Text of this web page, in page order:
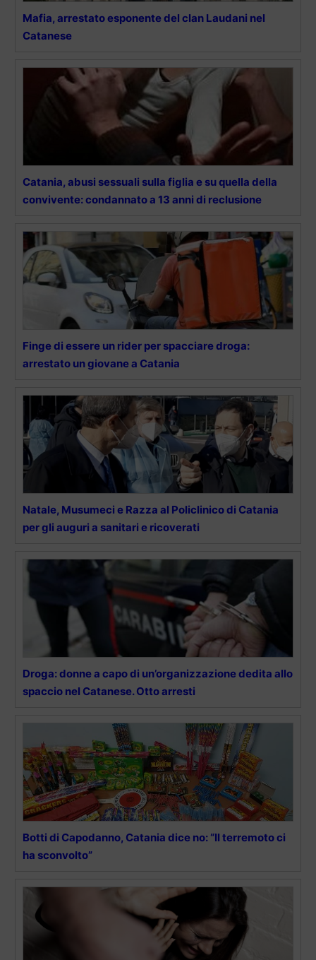
Mafia, arrestato esponente del clan Laudani nel
Catanese
Catania, abusi sessuali sulla figlia e su quella della
convivente: condannato a 13 anni di reclusione
Finge di essere un rider per spacciare droga:
arrestato un giovane a Catania
Natale, Musumeci e Razza al Policlinico di Catania
per gli auguri a sanitari e ricoverati
Droga: donne a capo di un’organizzazione dedita allo
spaccio nel Catanese. Otto arresti
Botti di Capodanno, Catania dice no: “Il terremoto ci
ha sconvolto”